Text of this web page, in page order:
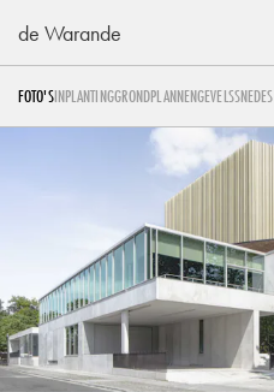
de Warande
FOTO'SINPLANTINGGRONDPLANNENGEVELSSNEDES